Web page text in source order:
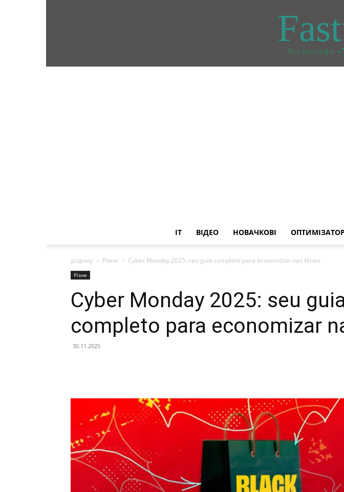
Все про софт,
IT ВІДЕО НОВАЧКОВІ
додому Різне Cyber ​​Monday 2025: seu guia completo para economizar nas férias
Різне
Cyber ​​Monday 2025: seu
completo para economizar
30.11.2025